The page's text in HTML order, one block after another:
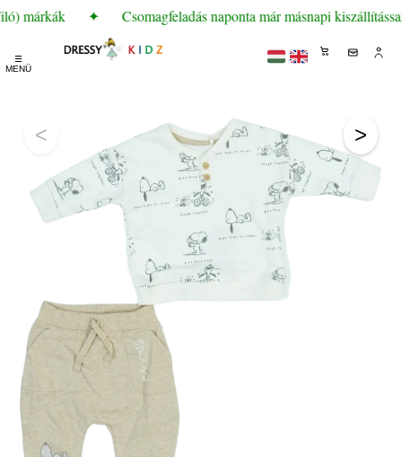
márkák ✦ Csomagfeladás naponta már másnapi kiszállítással
☰
MENÜ
< >